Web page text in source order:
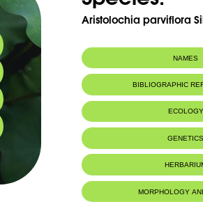
Aristolochia parviflora
NAMES
BIBLIOGRAPHIC
ECOLOGY
The east
MORPHOLOGY